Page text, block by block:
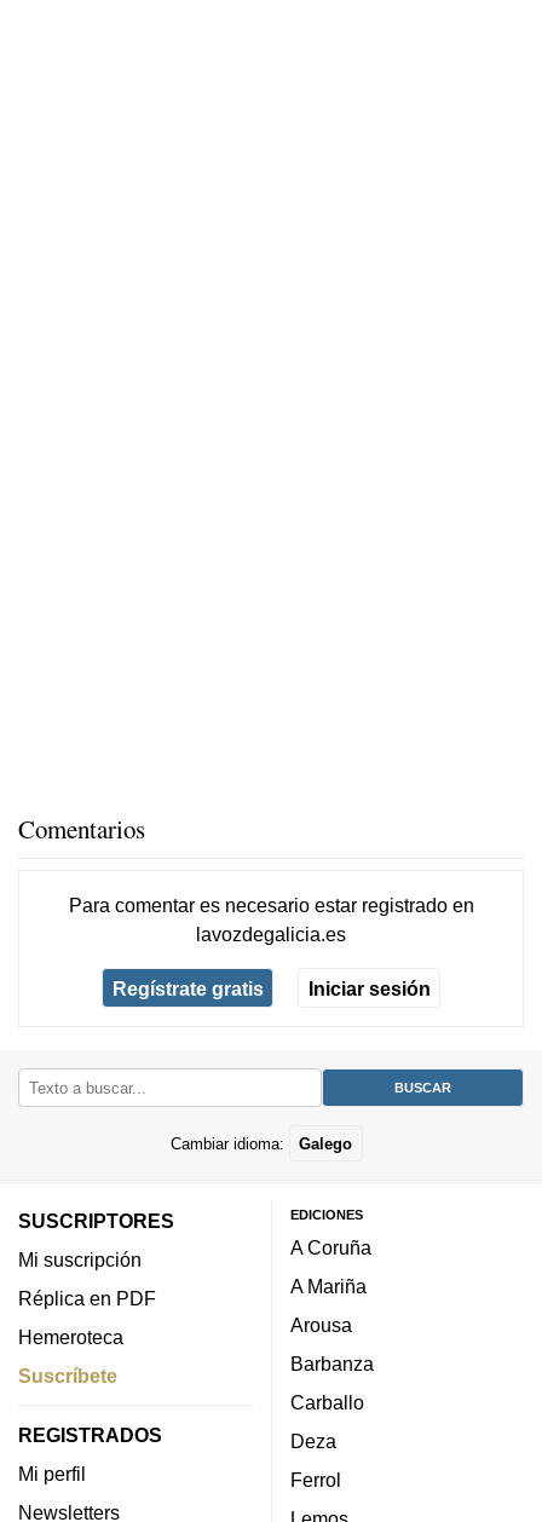
Comentarios
Para comentar es necesario estar registradoen
lavozdegalicia.es
Regístrate gratis Iniciar sesión
Cambiar idioma: Galego
SUSCRIPTORES
Mi suscripción
Réplica en PDF
Hemeroteca
Suscríbete
REGISTRADOS
Mi perfil
Newsletters
EDICIONES
A Coruña
A Mariña
Arousa
Barbanza
Carballo
Deza
Ferrol